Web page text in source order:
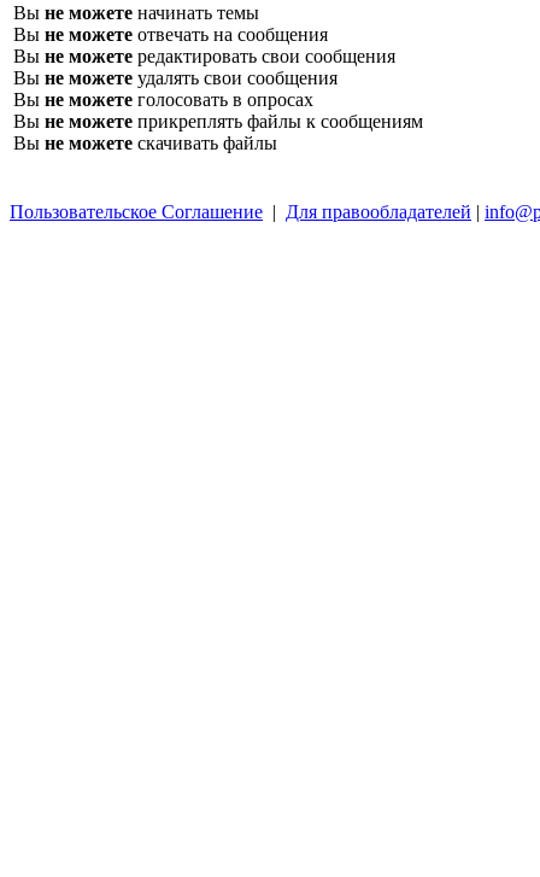
Вы не можете начинать темы
Вы не можете отвечать на сообщения
Вы не можете редактировать свои сообщения
Вы не можете удалять свои сообщения
Вы не можете голосовать в опросах
Вы не можете прикреплять файлы к сообщениям
Вы не можете скачивать файлы
Пользовательское Соглашение | Для правообладателей |